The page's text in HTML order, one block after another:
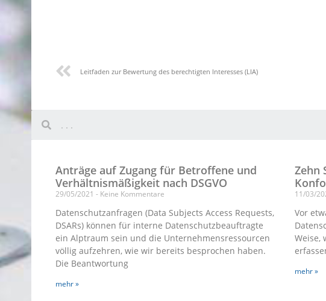
Leitfaden zur Bewertung des berechtigten Interesses (LIA)
Anträge auf Zugang für Betroffene und
Verhältnismäßigkeit nach DSGVO
29/05/2021 Keine Kommentare
Datenschutzanfragen (Data Subjects Access Requests,
DSARs) können für interne Datenschutzbeauftragte
ein Alptraum sein und die Unternehmensressourcen
völlig aufzehren, wie wir bereits besprochen haben.
Die Beantwortung
mehr »
Zehn
11/03/
Vor
Weise,
mehr »